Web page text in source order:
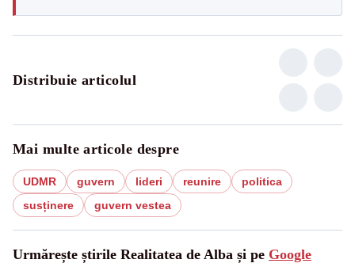
Distribuie articolul
Mai multe articole despre
UDMR guvern lideri reunire
politica
susținere
guvern vestea
Urmărește știrile Realitatea de Alba și pe Google